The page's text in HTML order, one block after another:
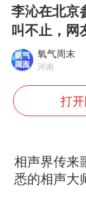
李沁在北京
叫不止，网
氧气周末
河南
打
相声界传来
悉的相声大